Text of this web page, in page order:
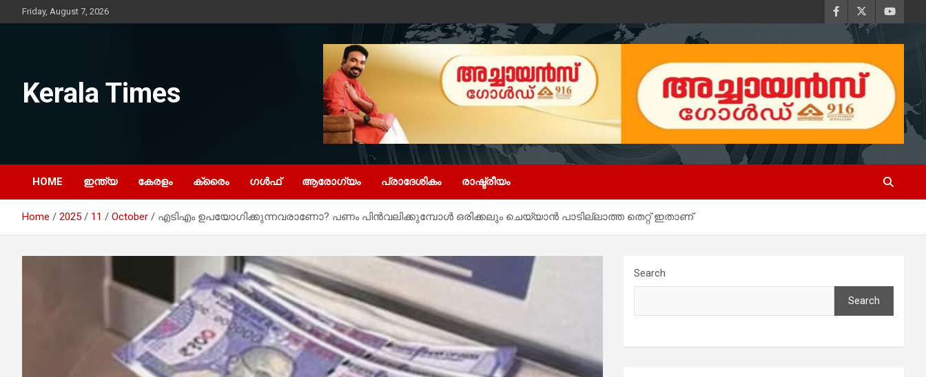
to
Friday, August 7, 2026
Kerala Times
HOME ഇന്ത്യ കേരളം ക്രൈം ഗൾഫ് ആരോഗ്യം പ്രാദേശികം രാഷ്ട്രീയം
Home 2025 11 October എടിഎം ഉപയോഗിക്കുന്നവരാണോ? പണം പിൻവലിക്കുമ്പോൾ ഒരിക്കലും ചെയ്യാൻ പാടില്ലാത്ത തെറ്റ് ഇതാണ്
Search
Search